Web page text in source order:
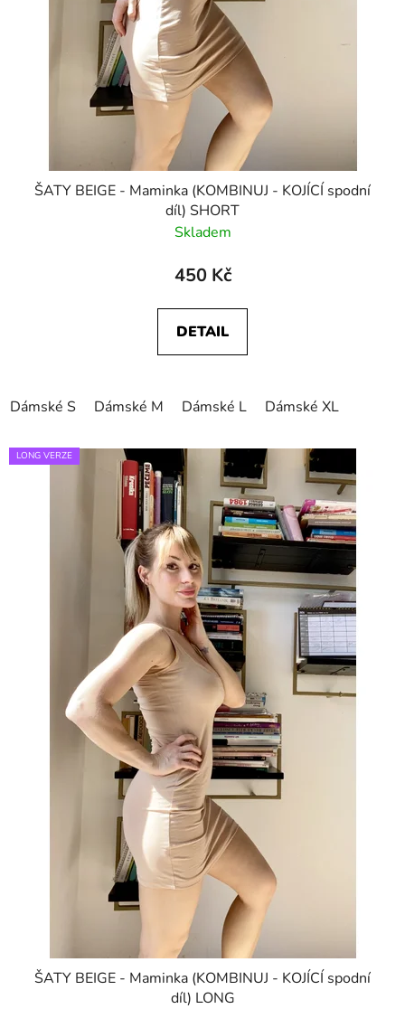
ŠATY BEIGE - Maminka (KOMBINUJ - KOJÍCÍ spodní
díl) SHORT
Skladem
450 Kč
DETAIL
Dámské S Dámské M Dámské L Dámské XL
LONG VERZE
ŠATY BEIGE - Maminka (KOMBINUJ - KOJÍCÍ spodní
díl) LONG